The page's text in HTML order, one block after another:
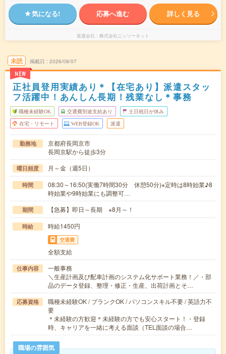
気になる! 応募へ進む 詳しく見る
派遣会社 株式会社ニッソーネット
未読
NEW
掲載日 2026/08/07
正社員登用実績あり＊【在宅あり】派遣スタッ
フ活躍中！あんしん長期！残業なし＊事務
職種未経験OK 交通費別途支給あり 土日祝日が休み
在宅・リモート WEB登録OK 派遣
勤務地
京都府長岡京市
長岡京駅から徒歩3分
曜日頻度 月～金（週5日）
時間
08:30～16:50(実働7時間30分 休憩50分)※定時は8時始業♪8
時始業や9時始業にも調整可…
期間 【急募】即日～長期 ※8月～！
時給 時給1450円
交通費
全額支給
仕事内容
一般事務
＼生産計画及び配車計画のシステム化サポート業務！／・部
品のデータ登録、整理・修正・生産、出荷計画とそ…
応募資格
職種未経験OK / ブランクOK / パソコンスキル不要 / 英語力不
要
＊未経験の方歓迎＊未経験の方でも安心スタート！・登録
時、キャリアを一緒に考える面談（TEL面談の場合…
職場の雰囲気